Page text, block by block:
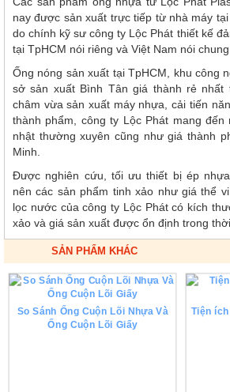
nay được sản xuất trực tiếp từ nhà máy
do chính kỹ sư công ty Lộc Phát thiết kế
tại TpHCM nói riêng và Việt Nam nói
Ống nóng sản xuất tại TpHCM, khu công
sở sản xuất Bình Tân giá thành rẻ nhất
châm vừa sản xuất máy nhựa, cải tiến
thành phẩm, công ty Lộc Phát mang
nhật thường xuyên cũng như giá thành
Minh.
Được nghiên cứu, tối ưu thiết bị ép
nên các sản phẩm tinh xảo như giá thể
lọc nước của công ty Lộc Phát có kích
xảo và giá sản xuất được ổn định trong
SẢN PHẨM KHÁC
So Sánh Ống Cuộn Lõi Nhựa Và
Ống Cuộn Lõi Giấy
Tiện